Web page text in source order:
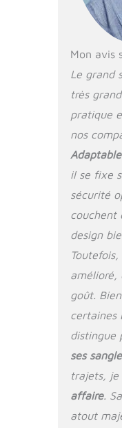
Mon avis
Le grand
très
pratique
nos
il se fixe
sécurité
couchent
design
amélioré,
goût.
certaines
distingue
ses
trajets, je
affaire.
atout